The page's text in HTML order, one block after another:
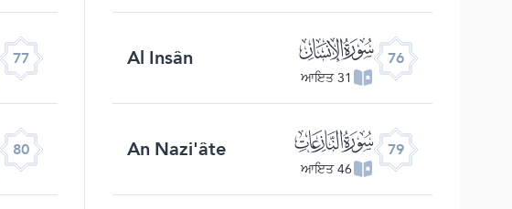
76 ﯹ
31 ਆਇਤ
Al Insân
77
79 ﯼ
46 ਆਇਤ
An Nazi'âte
80